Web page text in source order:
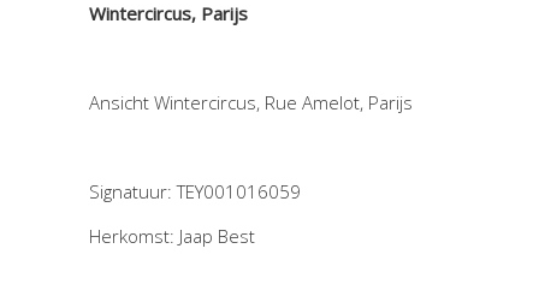
Wintercircus, Parijs
Ansicht Wintercircus, Rue Amelot, Parijs
Signatuur: TEY001016059
Herkomst: Jaap Best